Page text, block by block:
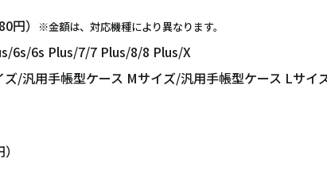
円） ※金額は、対応機種により異なります。
6s/6s Plus/7/7 Plus/8/8 Plus/X
帳型ケース Mサイズ/汎用手帳型ケース Lサイ